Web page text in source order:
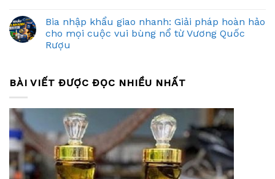
Bia nhập khẩu giao nhanh: Giải pháp hoàn hảo
cho mọi cuộc vui bùng nổ từ Vương Quốc
Rượu
BÀI VIẾT ĐƯỢC ĐỌC NHIỀU NHẤT